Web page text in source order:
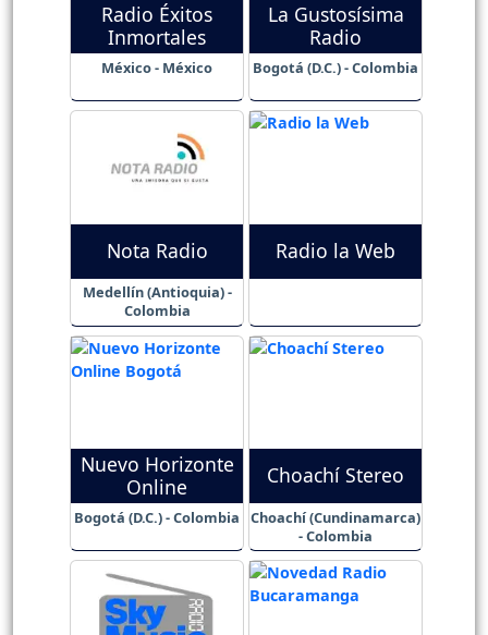
Radio Éxitos
Inmortales
México - México
La Gustosísima
Radio
Bogotá (D.C.) - Colombia
Nota Radio
Medellín (Antioquia) -
Colombia
Radio la Web
Nuevo Horizonte
Online
Bogotá (D.C.) - Colombia
Choachí Stereo
Choachí (Cundinamarca)
- Colombia